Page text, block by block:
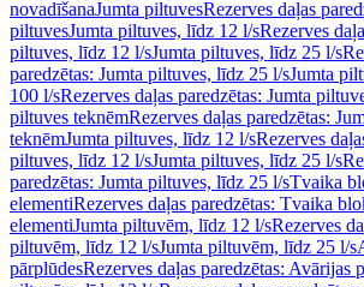
novadīšanaJumta piltuvesRezerves daļas
piltuvesJumta piltuves, līdz 12 l/sRezerves
piltuves, līdz 12 l/sJumta piltuves, līdz 25 l/s
paredzētas: Jumta piltuves, līdz 25 l/sJumta
100 l/sRezerves daļas paredzētas: Jumta
piltuves teknēmRezerves daļas paredzētas:
teknēmJumta piltuves, līdz 12 l/sRezerves
piltuves, līdz 12 l/sJumta piltuves, līdz 25 l/s
paredzētas: Jumta piltuves, līdz 25 l/sTvaika
elementiRezerves daļas paredzētas: Tvaika
elementiJumta piltuvēm, līdz 12 l/sRezerves
piltuvēm, līdz 12 l/sJumta piltuvēm, līdz 25 l/s
pārplūdesRezerves daļas paredzētas: Avārijas